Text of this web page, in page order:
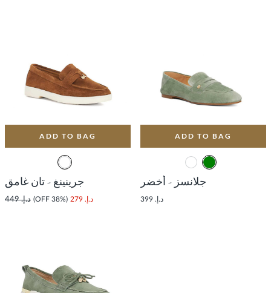
ADD TO BAG
جلانسز - أخضر
د.إ. 399
ADD TO BAG
جرينينغ - تان غامق
د.إ. 279 (38% OFF) د.إ. 449